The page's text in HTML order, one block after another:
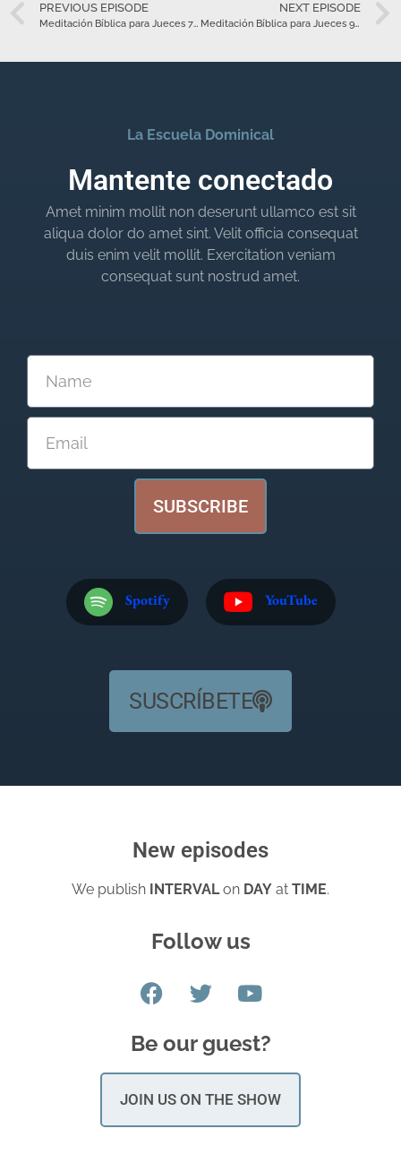
PREVIOUS EPISODE
Meditación Bíblica para Jueces 7 – Julio 24
NEXT EPISODE
Meditación Bíblica para Jueces 9 – Julio 26
La Escuela Dominical
Mantente conectado
Amet minim mollit non deserunt ullamco est sit
aliqua dolor do amet sint. Velit officia consequat
duis enim velit mollit. Exercitation veniam
consequat sunt nostrud amet.
SUBSCRIBE
Spotify YouTube
SUSCRÍBETE
New episodes
We publish INTERVALon DAY at TIME.
Follow us
Be our guest?
JOIN US ON THE SHOW